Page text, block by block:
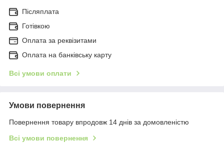
Післяплата
Готівкою
Оплата за реквізитами
Оплата на банківську карту
Всі умови оплати
Умови повернення
Повернення товару впродовж 14 днів за домовленістю
Всі умови повернення